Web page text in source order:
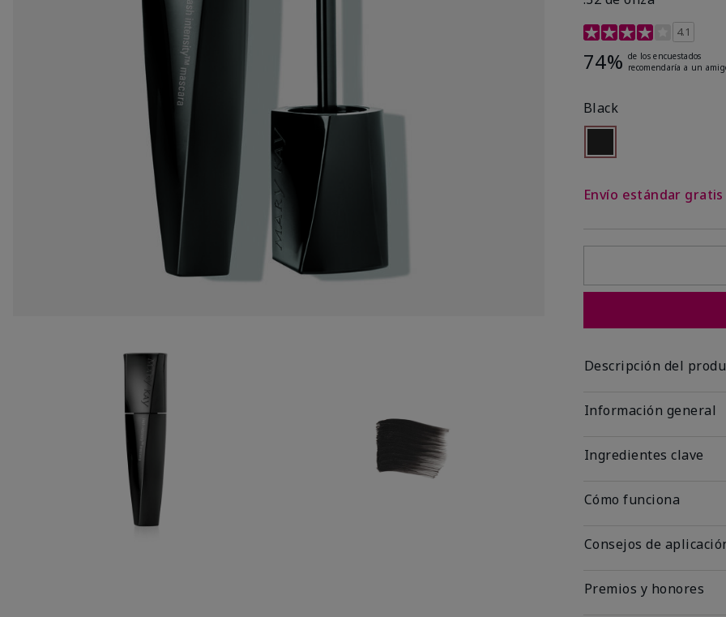
Calificación de clientes
4.1
74% de los encuestados
recomendaría a un
Black
Envío estándar
Descripción del
Información general
Ingredientes clave
Cómo funciona
Consejos de
Premios y honores